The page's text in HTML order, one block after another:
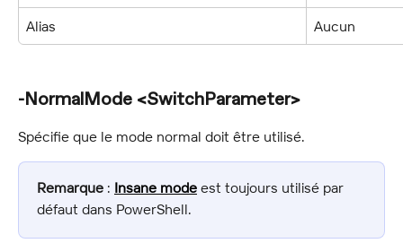
Alias Aucun
-NormalMode <SwitchParameter>
Spécifie que le mode normal doit être utilisé.
Remarque : Insane mode est toujours utilisé par
défaut dans PowerShell.